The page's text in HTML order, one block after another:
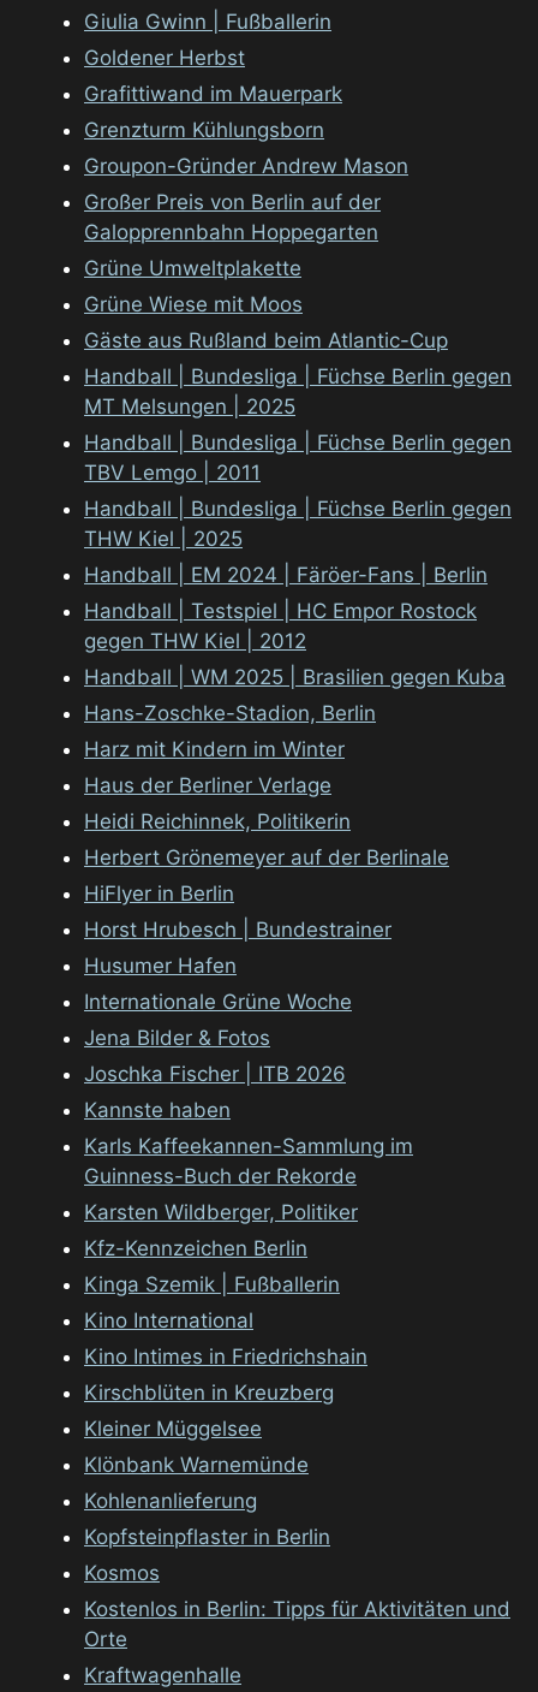
Giulia Gwinn | Fußballerin
Goldener Herbst
Grafittiwand im Mauerpark
Grenzturm Kühlungsborn
Groupon-Gründer Andrew Mason
Großer Preis von Berlin auf der
Galopprennbahn Hoppegarten
Grüne Umweltplakette
Grüne Wiese mit Moos
Gäste aus Rußland beim Atlantic-Cup
Handball | Bundesliga | Füchse Berlin gegen
MT Melsungen | 2025
Handball | Bundesliga | Füchse Berlin gegen
TBV Lemgo | 2011
Handball | Bundesliga | Füchse Berlin gegen
THW Kiel | 2025
Handball | EM 2024 | Färöer-Fans | Berlin
Handball | Testspiel | HC Empor Rostock
gegen THW Kiel | 2012
Handball | WM 2025 | Brasilien gegen Kuba
Hans-Zoschke-Stadion, Berlin
Harz mit Kindern im Winter
Haus der Berliner Verlage
Heidi Reichinnek, Politikerin
Herbert Grönemeyer auf der Berlinale
HiFlyer in Berlin
Horst Hrubesch | Bundestrainer
Husumer Hafen
Internationale Grüne Woche
Jena Bilder & Fotos
Joschka Fischer | ITB 2026
Kannste haben
Karls Kaffeekannen-Sammlung im
Guinness-Buch der Rekorde
Karsten Wildberger, Politiker
Kfz-Kennzeichen Berlin
Kinga Szemik | Fußballerin
Kino International
Kino Intimes in Friedrichshain
Kirschblüten in Kreuzberg
Kleiner Müggelsee
Klönbank Warnemünde
Kohlenanlieferung
Kopfsteinpflaster in Berlin
Kosmos
Kostenlos in Berlin: Tipps für Aktivitäten und
Orte
Kraftwagenhalle